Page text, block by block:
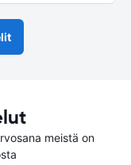
meistä on